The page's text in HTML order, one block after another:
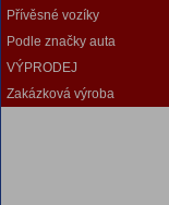
Přívěsné vozíky
Podle značky auta
VÝPRODEJ
Zakázková výroba